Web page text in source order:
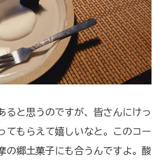
ると思うのですが、皆さんにけっ
てもらえて嬉しいなと。このコー
の郷土菓子にも合うんですよ。酸